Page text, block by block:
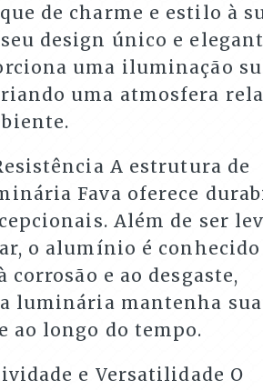
de charme e estilo à
design único e
uma iluminação
uma atmosfera
A estrutura de
Fava oferece
Além de ser
o alumínio é
corrosão e ao desgaste,
luminária mantenha sua
ao longo do tempo.
e Versatilidade O